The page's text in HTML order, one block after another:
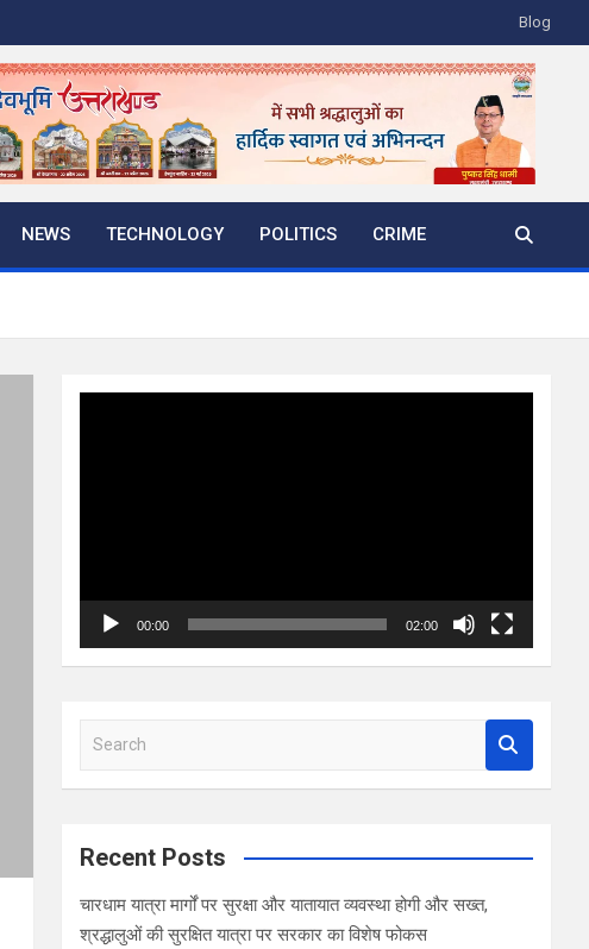
Blog
NEWS TECHNOLOGY POLITICS CRIME
00:00 02:00
a
c
Recent Posts
चारधाम यात्रा मार्गों पर सुरक्षा और यातायात व्यवस्था होगी और सख्त,
श्रद्धालुओं की सुरक्षित यात्रा पर सरकार का विशेष फोकस